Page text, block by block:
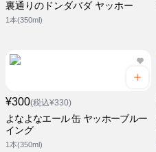
裏通りのドンダバダ ヤッホー
1本(350ml)
¥300(税込¥330)
よなよなエール 缶 ヤッホーブルー
イング
1本(350ml)